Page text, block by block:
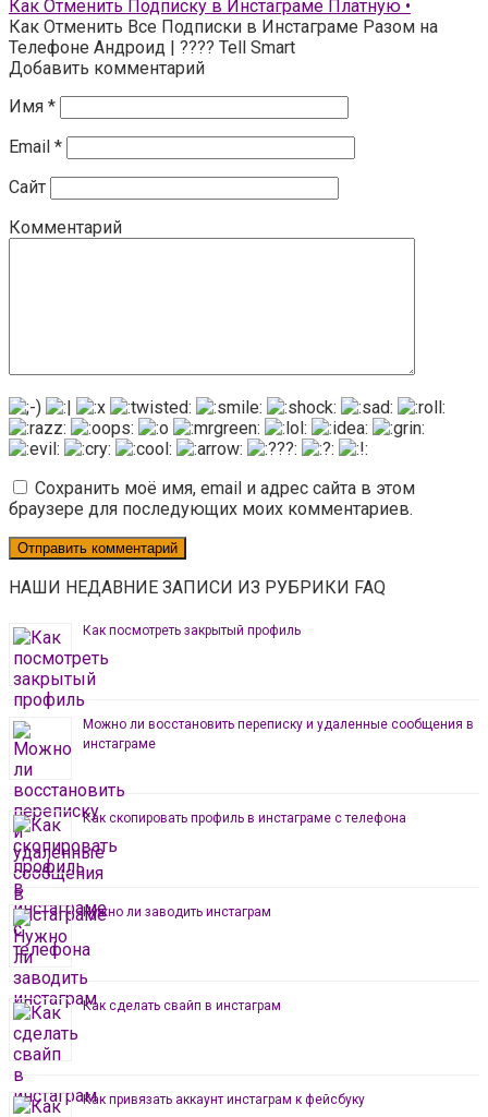
Как Отменить Подписку в Инстаграме Платную •
Как Отменить Все Подписки в Инстаграме Разом на
Телефоне Андроид | ???? Tell Smart
Добавить комментарий
Имя *
Email *
Сайт
Комментарий
Сохранить моё имя, email и адрес сайта в этом
браузере для последующих моих комментариев.
НАШИ НЕДАВНИЕ ЗАПИСИ ИЗ РУБРИКИ FAQ
Как посмотреть закрытый профиль
Можно ли восстановить переписку и удаленные сообщения в
инстаграме
Как скопировать профиль в инстаграме с телефона
Нужно ли заводить инстаграм
Как сделать свайп в инстаграм
Как привязать аккаунт инстаграм к фейсбуку